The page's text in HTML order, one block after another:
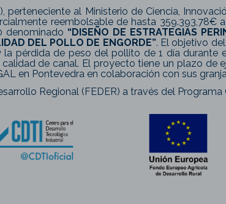
al Ministerio de Ciencia,
reembolsable de hasta 359.393,78€ a
denominado “DISEÑO DE ESTRATEGIAS
DEL POLLO DE ENGORDE”. El objetivo
pérdida de peso del pollito de 1 día durante
de canal. El proyecto tiene un plazo
en Pontevedra en colaboración con sus
Regional (FEDER) a través del